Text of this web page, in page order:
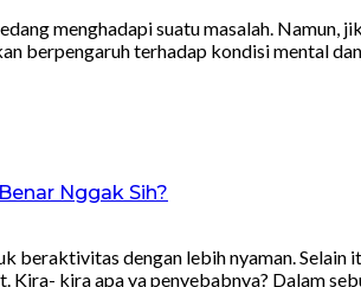
menghadapi suatu masalah.
berpengaruh terhadap kondisi mental
Nggak Sih?
beraktivitas dengan lebih nyaman.
kira apa ya penyebabnya? Dalam